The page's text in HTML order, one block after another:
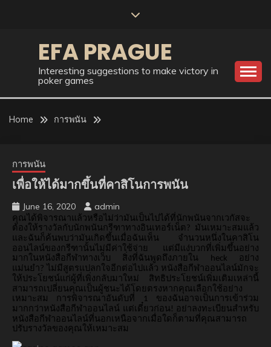
EFA PRAGUE
Interesting suggestions to make victory in
poker games
Home การพนัน
การพนัน
เพื่อให้ได้มากขึ้นที่คาสิโนการพนัน
June 16, 2020 admin
คุณได้พิจารณาแล้วหรือไม่ว่ามันเป็นไปได้ที่นักพนันจากเวกัสจะ
ต้องให้รางวัลกับนักพนันกรีฑาทางอินเทอร์เน็ต ? มันเหมาะสมแล้ว
และฉันก็ค้นพบว่ามันเกิดขึ้นเมื่อฉันเห็น
จำนวนหนึ่งในคาสิโน
ออนไลน์ของกรีฑานั้นไม่มีค่าใช้จ่าย
แต่มีแง่บวกที่เพิ่มขึ้นอย่าง
มากในหนังสือกีฬาทางเว็บ
สิ่งที่ฉันพูดถึงภายใน heck
อย่าง
แม่นยำ ? ไม่มีสูตรแปลกใจอีกต่อไปแล้ว หนังสือกีฬาออนไลน์มักจะ
ให้ประโยชน์แก่ผู้ที่เพิ่งกลับมาใหม่
สิทธิประโยชน์เพิ่มเติมเหล่านี้
สามารถเปลี่ยนคุณเป็นผู้ชนะได้โดยตรงหากคุณเลือกใช้อย่าง
เหมาะสม
การพิจารณาอันดับที่ 1 ของฉันอาจเป็นการเข้าร่วม
มากกว่าหนังสือกีฬาออนไลน์ แต่เดี๋ยวก่อน ! อย่าลงทะเบียนสำหรับ
หนังสือกีฬาออนไลน์ที่นอกเหนือจากเมื่อใดก็ตามที่คุณสามารถ
ปรับรางวัลของคุณให้เหมาะสม